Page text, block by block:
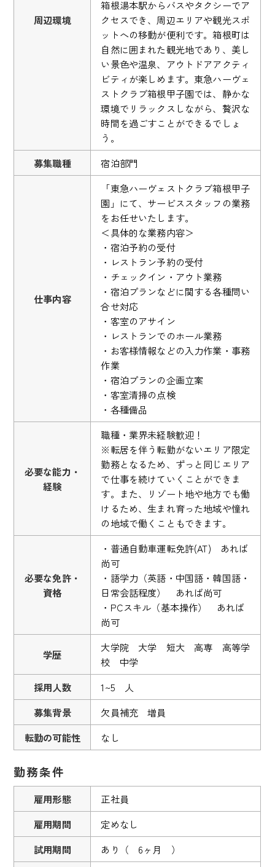
周辺環境
箱根湯本駅からバスやタクシーでア
クセスでき、周辺エリアや観光スポ
ットへの移動が便利です。箱根町は
自然に囲まれた観光地であり、美し
い景色や温泉、アウトドアアクティ
ビティが楽しめます。東急ハーヴェ
ストクラブ箱根甲子園では、静かな
環境でリラックスしながら、贅沢な
時間を過ごすことができるでしょ
う。
募集職種
宿泊部門
仕事内容
「東急ハーヴェストクラブ箱根甲子
園」にて、サービススタッフの業務
をお任せいたします。
＜具体的な業務内容＞
・宿泊予約の受付
・レストラン予約の受付
・チェックイン・アウト業務
・宿泊プランなどに関する各種問い
合せ対応
・客室のアサイン
・レストランでのホール業務
・お客様情報などの入力作業・事務
作業
・宿泊プランの企画立案
・客室清掃の点検
・各種備品
必要な能力・
経験
職種・業界未経験歓迎！
※転居を伴う転勤がないエリア限定
勤務となるため、ずっと同じエリア
で仕事を続けていくことができま
す。また、リゾート地や地方でも働
けるため、生まれ育った地域や憧れ
の地域で働くこともできます。
必要な免許・
資格
・普通自動車運転免許(AT) あれば
尚可
・語学力（英語・中国語・韓国語・
日常会話程度） あれば尚可
・PCスキル（基本操作） あれば
尚可
学歴
大学院 大学 短大 高専 高等学
校 中学
採用人数
1~5 人
募集背景
欠員補充 増員
転勤の可能性
なし
勤務条件
雇用形態
正社員
雇用期間
定めなし
試用期間
あり（ 6ヶ月 ）